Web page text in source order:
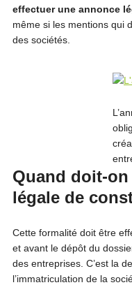
effectuer une annonce
même si les mentions qui
des sociétés.
Quand doit-on
légale de
Cette formalité doit être
et avant le dépôt du
des entreprises. C’est la
l’immatriculation de la